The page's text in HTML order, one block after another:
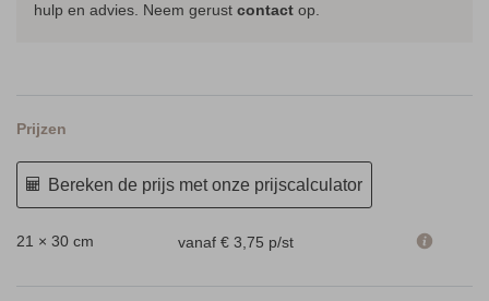
hulp en advies. Neem gerust contact op.
Prijzen
Bereken de prijs met onze prijscalculator
21 × 30 cm vanaf € 3,75 p/st